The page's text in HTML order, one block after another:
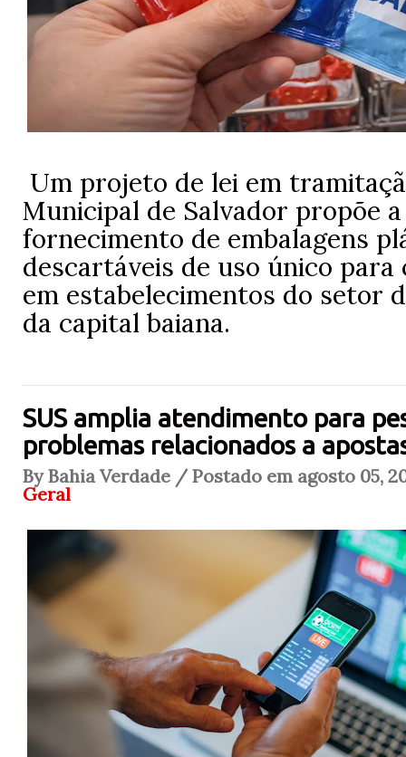
Um projeto de lei em
Municipal de Salvador propõe
fornecimento de embalagens
descartáveis de uso único
em estabelecimentos do setor
da capital baiana.
SUS amplia atendimento para
problemas relacionados a
By Bahia Verdade / Postado em agosto 05,
Geral